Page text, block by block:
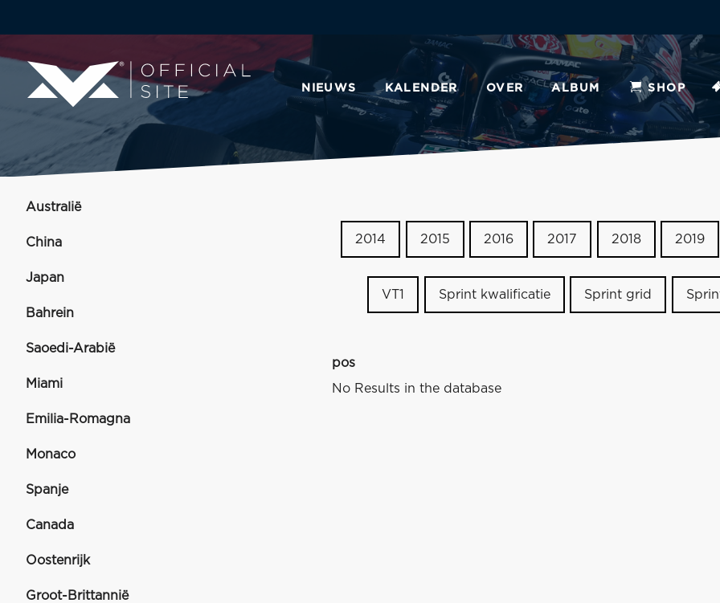
NIEUWS KALENDER OVER ALBUM SHOP
Australië
China
Japan
Bahrein
Saoedi-Arabië
Miami
Emilia-Romagna
Monaco
Spanje
Canada
Oostenrijk
Groot-Brittannië
2014 2015 2016 2017 2018 2019
VT1 Sprint kwalificatie Sprint grid
pos
No Results in the database